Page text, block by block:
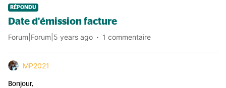
RÉPONDU
Date d'émission facture
Forum|Forum|5 years ago 1 commentaire
MP2021
Bonjour,